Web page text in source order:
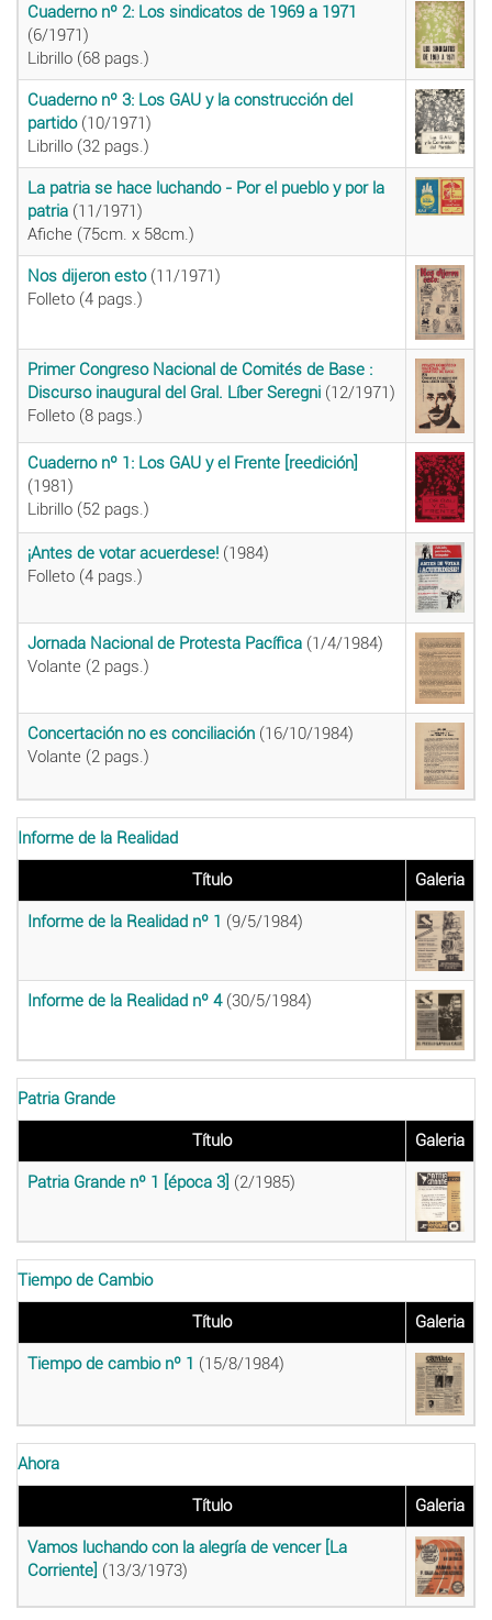
Cuaderno nº 2: Los sindicatos de 1969 a 1971
(6/1971)
Librillo (68 pags.)
Cuaderno nº 3: Los GAU y la construcción del
partido(10/1971)
Librillo (32 pags.)
La patria se hace luchando - Por el pueblo y por la
patria (11/1971)
Afiche (75cm. x 58cm.)
Nos dijeron esto(11/1971)
Folleto (4 pags.)
Primer Congreso Nacional de Comités de Base :
Discurso inaugural del Gral. Líber Seregni (12/1971)
Folleto (8 pags.)
Cuaderno nº 1: Los GAU y el Frente [reedición]
(1981)
Librillo (52 pags.)
¡Antes de votar acuerdese! (1984)
Folleto (4 pags.)
Jornada Nacional de Protesta Pacífica (1/4/1984)
Volante (2 pags.)
Concertación no es conciliación (16/10/1984)
Volante (2 pags.)
Informe de la Realidad
Título Galeria
Informe de la Realidad nº 1 (9/5/1984)
Informe de la Realidad nº 4(30/5/1984)
Patria Grande
Título Galeria
Patria Grande nº 1 [época 3] (2/1985)
Tiempo de Cambio
Título Galeria
Tiempo de cambio nº 1 (15/8/1984)
Ahora
Título Galeria
Vamos luchando con la alegría de vencer [La
Corriente] (13/3/1973)